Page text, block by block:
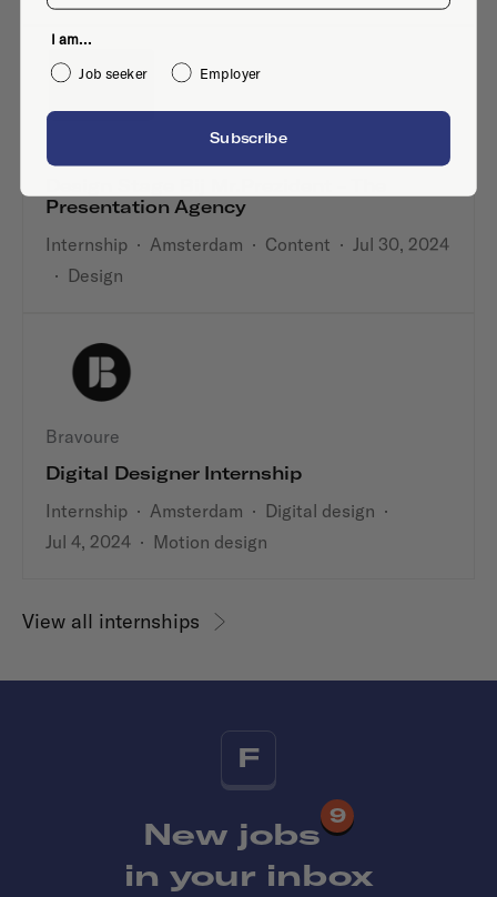
Mr.Prezident Amsterdam
Presentation Agency
Internship · Amsterdam · Content · Jul 30, 2024
· Design
Bravoure
Digital Designer Internship
Internship · Amsterdam · Digital design ·
Jul 4, 2024 · Motion design
View all internships
F
New jobs
9
in your inbox
I am...
Job seeker
Employer
Subscribe